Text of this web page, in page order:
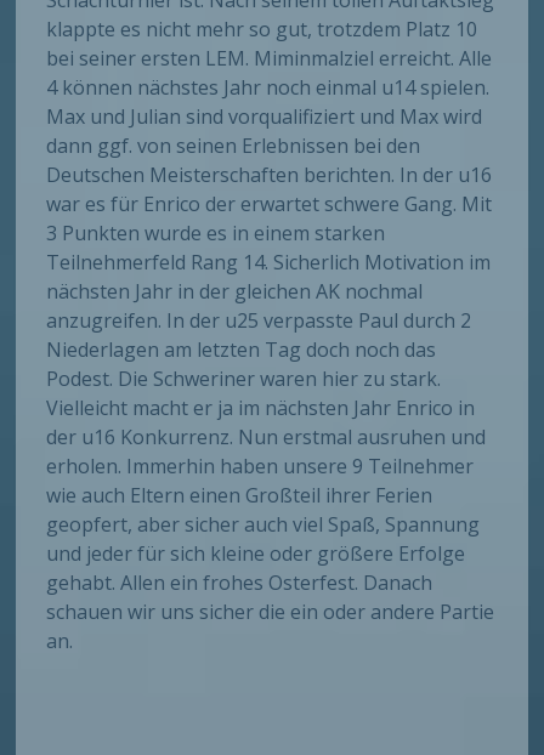
klappte es nicht mehr so gut, trotzdem Platz 10
bei seiner ersten LEM. Miminmalziel erreicht. Alle
4 können nächstes Jahr noch einmal u14 spielen.
Max und Julian sind vorqualifiziert und Max wird
dann ggf. von seinen Erlebnissen bei den
Deutschen Meisterschaften berichten. In der u16
war es für Enrico der erwartet schwere Gang. Mit
3 Punkten wurde es in einem starken
Teilnehmerfeld Rang 14. Sicherlich Motivation im
nächsten Jahr in der gleichen AK nochmal
anzugreifen. In der u25 verpasste Paul durch 2
Niederlagen am letzten Tag doch noch das
Podest. Die Schweriner waren hier zu stark.
Vielleicht macht er ja im nächsten Jahr Enrico in
der u16 Konkurrenz. Nun erstmal ausruhen und
erholen. Immerhin haben unsere 9 Teilnehmer
wie auch Eltern einen Großteil ihrer Ferien
geopfert, aber sicher auch viel Spaß, Spannung
und jeder für sich kleine oder größere Erfolge
gehabt. Allen ein frohes Osterfest. Danach
schauen wir uns sicher die ein oder andere Partie
an.